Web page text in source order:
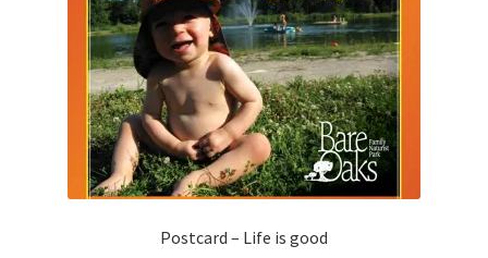
Postcard – Life is good